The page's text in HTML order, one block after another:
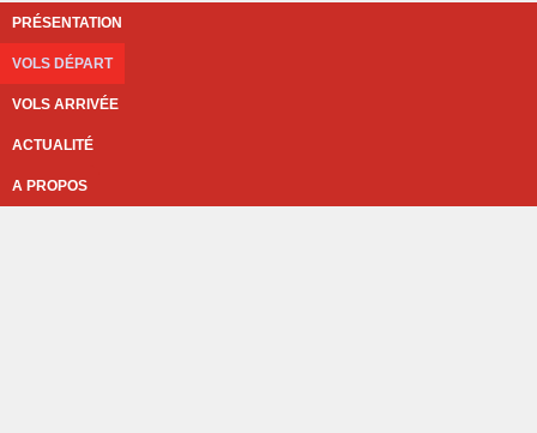
PRÉSENTATION
VOLS DÉPART
VOLS ARRIVÉE
ACTUALITÉ
A PROPOS